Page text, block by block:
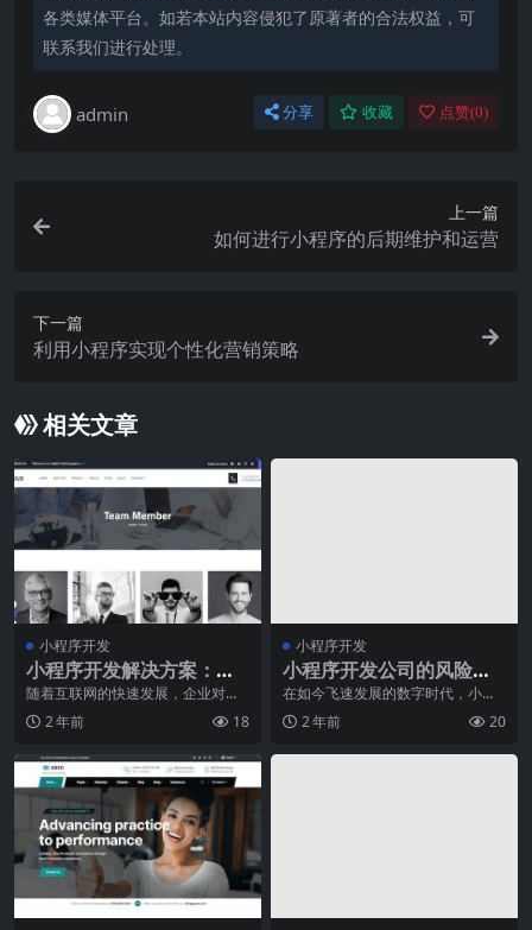
各类媒体平台。如若本站内容侵犯了原著者的合法权益，可
联系我们进行处理。
admin 分享 收藏 点赞(0)
上一篇
如何进行小程序的后期维护和运营
下一篇
利用小程序实现个性化营销策略
相关文章
小程序开发
小程序开发解决方案：助
力企业快速搭建应用
随着互联网的快速发展，企业对于
在线应用的需求越来越迫切。为了
满足这一需求，一种名
2 年前 18
小程序开发
小程序开发公司的风险管
理策略
在如今飞速发展的数字时代，小程
序的兴起为企业带来了全新的商
机。作为一家小程序开发
2 年前 20